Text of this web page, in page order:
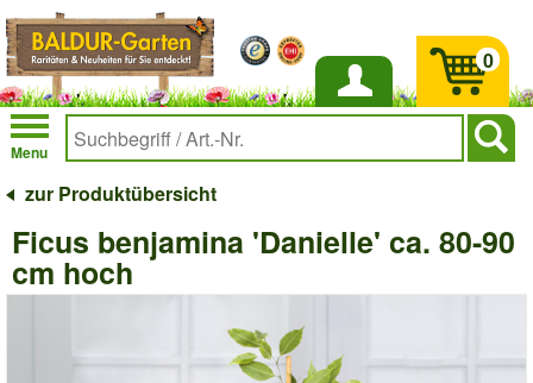
Anmelden
Menu
0
zur Produktübersicht
Ficus benjamina 'Danielle' ca. 80-90
cm hoch